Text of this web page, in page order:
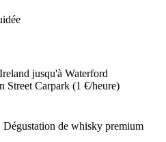
jusqu'à Waterford
Street Carpark (1 €/heure)
de whisky premium